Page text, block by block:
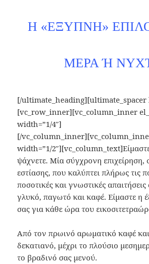
Η «ΕΞΥΠΝΗ»
ΜΕΡΑ Ή
[/ultimate_heading][ultimate_spacer
[vc_row_inner][vc_column_inner
width=”1/4″]
[/
width=”1/
ψάχνετε. Μία σύγχρονη επιχείρηση,
εστίασης, που καλύπτει πλήρως τις
ποσοτικές και γνωστικές
γλυκό, παγωτό και καφέ. Είμαστε η
σας για κάθε ώρα του
Από τον πρωινό αρωματικό καφέ και
δεκατιανό, μέχρι το πλούσιο
το βραδινό σας μενού.